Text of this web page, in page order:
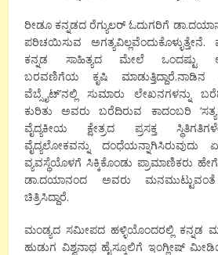
ರೀಡೂ ಕನ್ನಡದ ರೆಗ್ಯುಲರ್ ಓದುಗರಿಗೆ
ಪರಿಚಯಿಸುವ ಅಗತ್ಯವಿಲ್ಲವೆಂದುಕೊಳ್ಳುತ್ತೇನೆ.
ಕನ್ನಡ ಸಾಹಿತ್ಯದ ಮೇಲೆ ಒಂದಷ್ಟು
ಬರವಣಿಗೆಯ ಕೃಷಿ ಮಾಡುತ್ತಿದ್ದಾರೆ.ನಾಡಿನ
ವೆಬ್ಸೈಟ್’ನಲ್ಲಿ ಸುಮಾರು ಲೇಖನಗಳನ್ನು
ಕುರಿತು ಅವರು ಬರೆದಿರುವ ಕಾದಂಬರಿ
ವೈದ್ಯಕೀಯ ಕ್ಷೇತ್ರದ ಪ್ರಸಕ್ತ
ವೈದ್ಯಲೋಕವನ್ನು ದಂಧೆಯನ್ನಾಗಿಸಿರುವುದು
ವ್ಯವಸ್ಥೆಯೊಳಗೆ ಸಿಕ್ಕಿಕೊಂಡು ಪ್ರಾಮಾಣಿಕರು
ಡಾ.ದಯಾನಂದ ಅವರು
ಚಿತ್ರಿಸಿದ್ದಾರೆ.
ಮಂಡ್ಯದ ಸಮೀಪದ ಹಳ್ಳಿಯೊಂದರಲ್ಲಿ ಕನ್ನಡ
ಹುಡುಗ ವಿಶ್ವನಾಥ ಹೈಸ್ಕೂಲಿಗೆ ಇಂಗ್ಲೀಷ್